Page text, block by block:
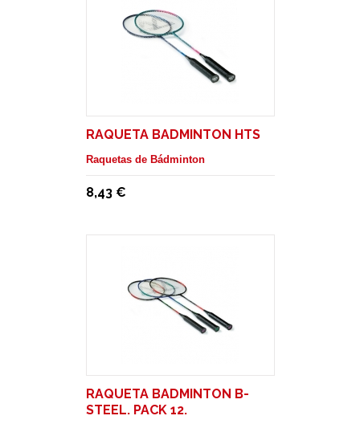
RAQUETA BADMINTON HTS
Raquetas de Bádminton
8,43 €
RAQUETA BADMINTON B-
STEEL. PACK 12.